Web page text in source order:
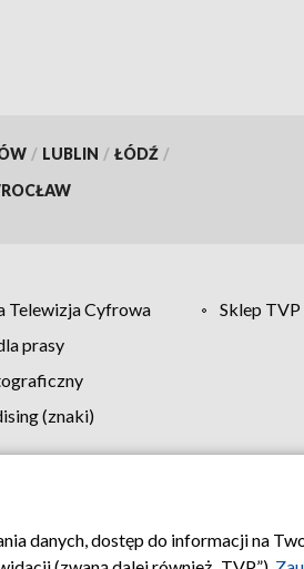
/ LUBLIN / ŁÓDŹ /
Telewizja Cyfrowa
Sklep TVP
prasy
(znaki)
Kontakt
danych, dostęp do informacji na